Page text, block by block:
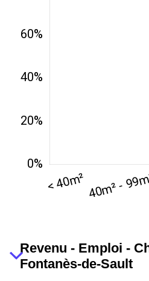
Revenu - Emploi -
Fontanès-de-Sault